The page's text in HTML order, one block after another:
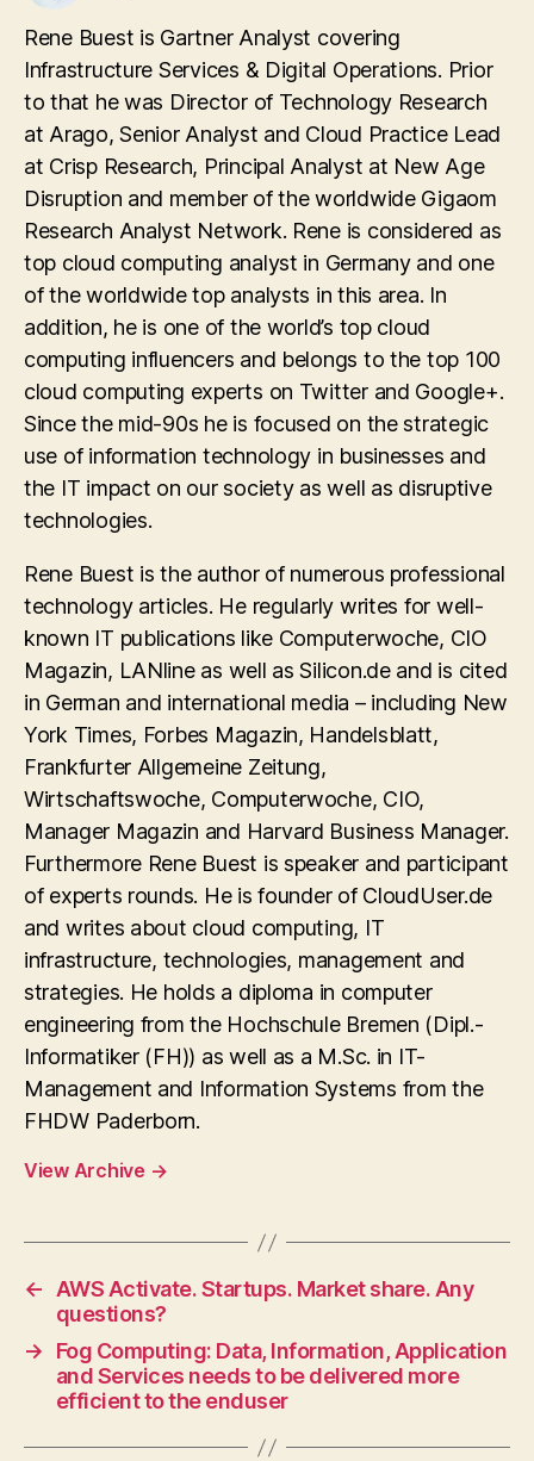
Rene Buest is Gartner Analyst covering
Infrastructure Services & Digital Operations. Prior
to that he was Director of Technology Research
at Arago, Senior Analyst and Cloud Practice Lead
at Crisp Research, Principal Analyst at New Age
Disruption and member of the worldwide Gigaom
Research Analyst Network. Rene is considered as
top cloud computing analyst in Germany and one
of the worldwide top analysts in this area. In
addition, he is one of the world’s top cloud
computing influencers and belongs to the top 100
cloud computing experts on Twitter and Google+.
Since the mid-90s he is focused on the strategic
use of information technology in businesses and
the IT impact on our society as well as disruptive
technologies.
Rene Buest is the author of numerous professional
technology articles. He regularly writes for well-
known IT publications like Computerwoche, CIO
Magazin, LANline as well as Silicon.de and is cited
in German and international media – including New
York Times, Forbes Magazin, Handelsblatt,
Frankfurter Allgemeine Zeitung,
Wirtschaftswoche, Computerwoche, CIO,
Manager Magazin and Harvard Business Manager.
Furthermore Rene Buest is speaker and participant
of experts rounds. He is founder of CloudUser.de
and writes about cloud computing, IT
infrastructure, technologies, management and
strategies. He holds a diploma in computer
engineering from the Hochschule Bremen (Dipl.-
Informatiker (FH)) as well as a M.Sc. in IT-
Management and Information Systems from the
FHDW Paderborn.
View Archive →
←
AWS Activate. Startups. Market share. Any
questions?
→
Fog Computing: Data, Information, Application
and Services needs to be delivered more
efficient to the enduser